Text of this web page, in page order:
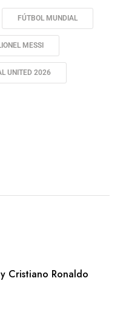
FÚTBOL MUNDIAL
MESSI
UNITED 2026
Cristiano Ronaldo